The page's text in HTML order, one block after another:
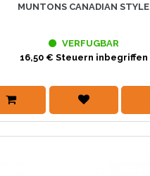
MUNTONS CANADIAN STYLE
VERFUGBAR
16,50 € Steuern inbegriffen